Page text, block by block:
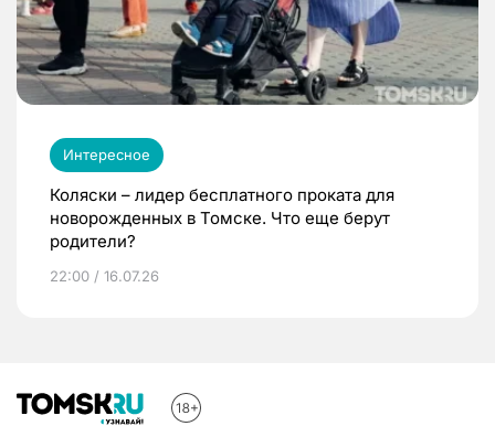
Интересное
Коляски – лидер бесплатного проката для
новорожденных в Томске. Что еще берут
родители?
22:00 / 16.07.26